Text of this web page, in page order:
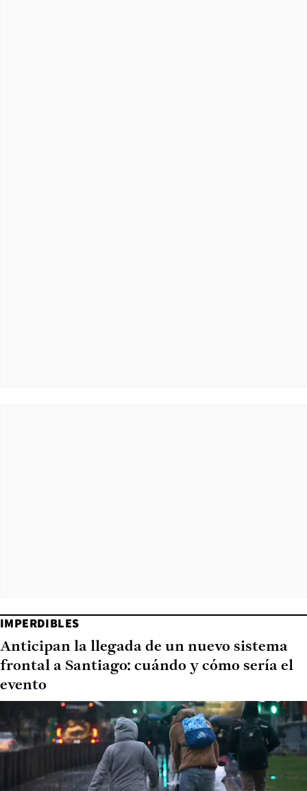
IMPERDIBLES
Anticipan la llegada de un nuevo sistema
frontal a Santiago: cuándo y cómo sería el
evento